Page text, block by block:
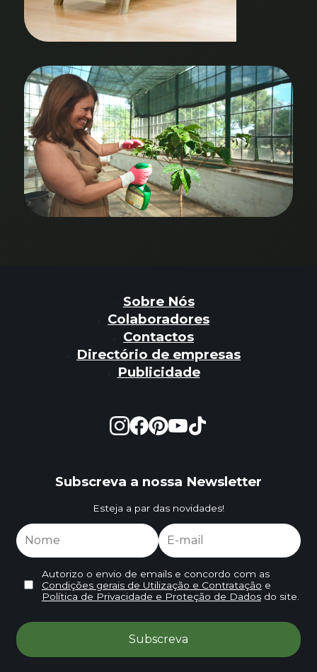
Sobre Nós
Colaboradores
Contactos
Directório de empresas
Publicidade
Subscreva a nossa Newsletter
Esteja a par das novidades!
Autorizo o envio de emails e concordo com as
Condições gerais de Utilização e Contratação e
Política de Privacidade e Proteção de Dadosdo site.